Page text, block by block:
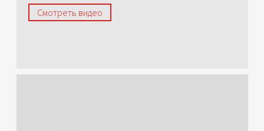
Смотреть видео